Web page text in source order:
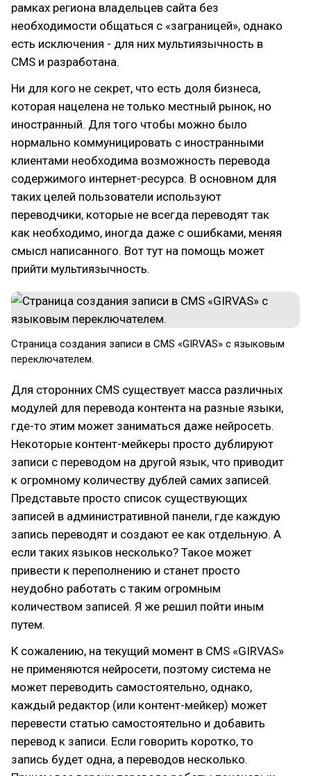
рамках региона владельцев сайта без
необходимости общаться с «заграницей», однако
есть исключения - для них мультиязычность в
CMS и разработана.
Ни для кого не секрет, что есть доля бизнеса,
которая нацелена не только местный рынок, но
иностранный. Для того чтобы можно было
нормально коммуницировать с иностранными
клиентами необходима возможность перевода
содержимого интернет-ресурса. В основном для
таких целей пользователи используют
переводчики, которые не всегда переводят так
как необходимо, иногда даже с ошибками, меняя
смысл написанного. Вот тут на помощь может
прийти мультиязычность.
Страница создания записи в CMS «GIRVAS» с языковым
переключателем.
Для сторонних CMS существует масса различных
модулей для перевода контента на разные языки,
где-то этим может заниматься даже нейросеть.
Некоторые контент-мейкеры просто дублируют
записи с переводом на другой язык, что приводит
к огромному количеству дублей самих записей.
Представьте просто список существующих
записей в административной панели, где каждую
запись переводят и создают ее как отдельную. А
если таких языков несколько? Такое может
привести к переполнению и станет просто
неудобно работать с таким огромным
количеством записей. Я же решил пойти иным
путем.
К сожалению, на текущий момент в CMS «GIRVAS»
не применяются нейросети, поэтому система не
может переводить самостоятельно, однако,
каждый редактор (или контент-мейкер) может
перевести статью самостоятельно и добавить
перевод к записи. Если говорить коротко, то
запись будет одна, а переводов несколько.